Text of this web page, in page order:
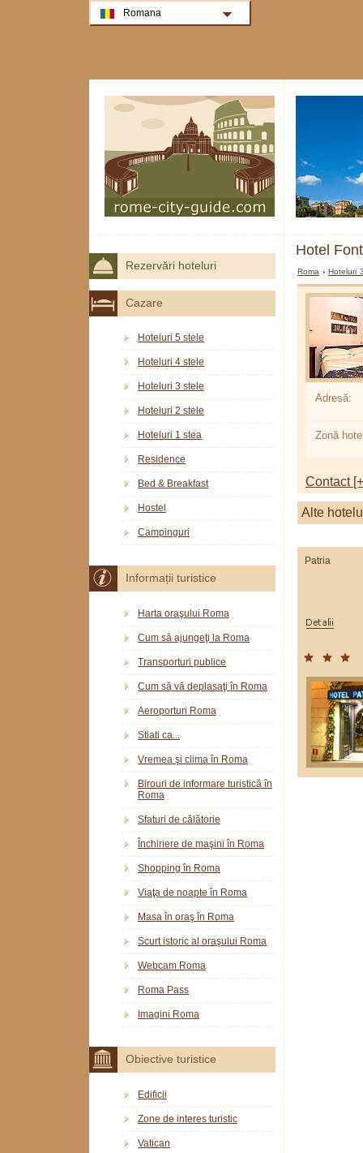
Hotel
Roma ›Hoteluri
Adresă:
Zonă
Contact
Alte
Patria
Rezervări hoteluri
Cazare
Hoteluri 5 stele
Hoteluri 4 stele
Hoteluri 3 stele
Hoteluri 2 stele
Hoteluri 1 stea
Residence
Bed & Breakfast
Hostel
Campinguri
Informații turistice
Harta oraşului Roma
Cum să ajungeţi la Roma
Transporturi publice
Cum să vă deplasaţi în Roma
Aeroporturi Roma
Stiati ca...
Vremea şi clima în Roma
Birouri de informare turistică în
Roma
Sfaturi de călătorie
Închiriere de maşini în Roma
Shopping în Roma
Viaţa de noapte în Roma
Masa în oraş în Roma
Scurt istoric al oraşului Roma
Webcam Roma
Roma Pass
Imagini Roma
Obiective turistice
Edificii
Zone de interes turistic
Vatican
Romana